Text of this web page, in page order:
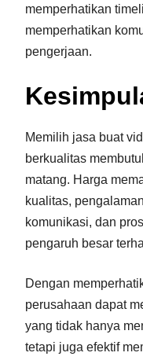
memperhatikan
memperhatikan
pengerjaan.
Memilih jasa buat
berkualitas
matang. Harga
kualitas,
komunikasi, dan
pengaruh besar
Dengan
perusahaan dapat
yang tidak hanya
tetapi juga efektif